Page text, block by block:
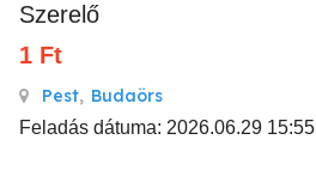
Szerelő
1 Ft
Pest, Budaörs
Feladás dátuma: 2026.06.29 15:55